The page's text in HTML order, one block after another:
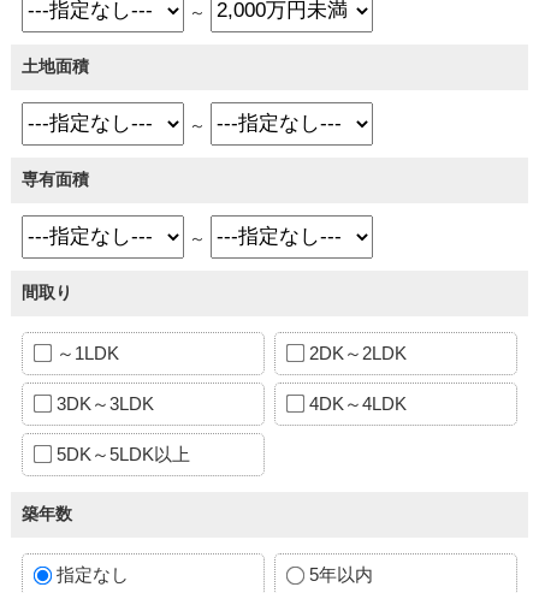
～
土地面積
～
専有面積
～
間取り
～1LDK 2DK～2LDK
3DK～3LDK 4DK～4LDK
5DK～5LDK以上
築年数
指定なし 5年以内